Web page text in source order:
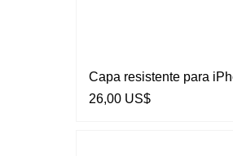
Capa resistente para
Preço
26,00 US$